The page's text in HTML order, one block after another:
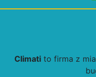
Climati to firma z